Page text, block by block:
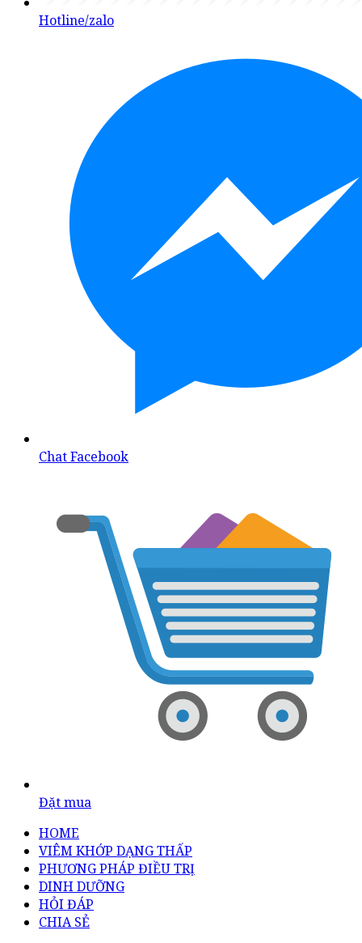
Hotline/zalo
Chat Facebook
Đặt mua
HOME
VIÊM KHỚP DẠNG THẤP
PHƯƠNG PHÁP ĐIỀU TRỊ
DINH DƯỠNG
HỎI ĐÁP
CHIA SẺ